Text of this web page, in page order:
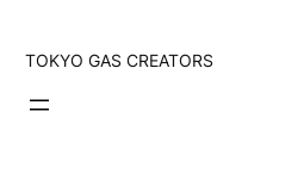
TOKYO GAS CREATORS